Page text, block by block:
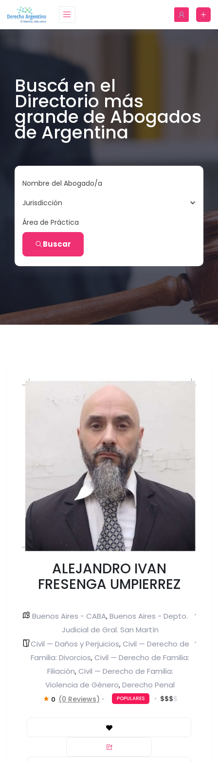
Buscá en el
Directorio más
grande de Abogados
de Argentina
Nombre del Abogado/a
Jurisdicción
Área de Práctica
Buscar
ALEJANDRO IVAN
FRESENGA UMPIERREZ
Buenos Aires - CABA, Buenos Aires - Depto.
Judicial de Gral. San Martín
Civil — Daños y Perjuicios, Civil — Derecho de
Familia: Divorcios, Civil — Derecho de Familia:
Filiación, Civil — Derecho de Familia:
Violencia de Género, Derecho Penal
0 (0 Reviews) POPULARES $$$$